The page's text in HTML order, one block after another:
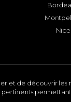
Nice
et de découvrir